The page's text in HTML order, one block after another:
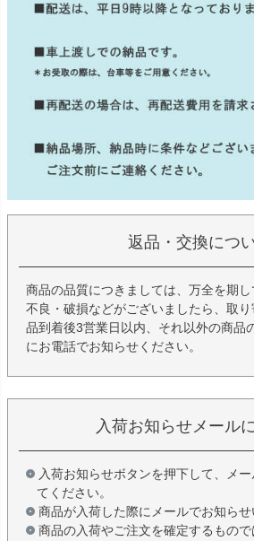
返品・交換につ
商品の品質につきましては、万全を期
不良・破損などがございましたら、取
品到着後3営業日以内、それ以外の商品
にお電話でお知らせください。
入荷お知らせメール
入荷お知らせボタンを押下して、メ
てください。
商品が入荷した際にメールでお知らせ
商品の入荷やご注文を確定するもので